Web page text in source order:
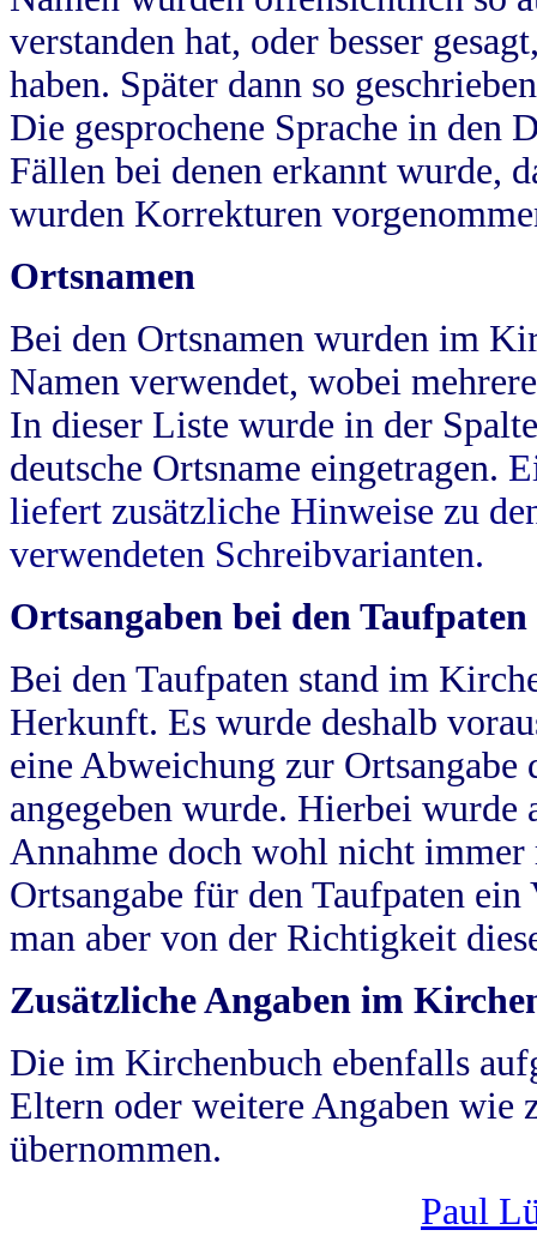
verstanden hat, oder besser
haben. Später dann so
Die gesprochene Sprache in
Fällen bei denen erkannt wurde,
wurden Korrekturen
Ortsnamen
Bei den Ortsnamen wurden im
Namen verwendet, wobei
In dieser Liste wurde in der
deutsche Ortsname eingetragen.
liefert zusätzliche Hinweise zu
verwendeten Schreibvarianten.
Ortsangaben bei den Taufpaten
Bei den Taufpaten stand im
Herkunft. Es wurde deshalb
eine Abweichung zur
angegeben wurde. Hierbei wurde
Annahme doch wohl nicht
Ortsangabe für den Taufpaten
man aber von der Richtigkeit
Zusätzliche Angaben im
Die im Kirchenbuch ebenfalls
Eltern oder weitere Angaben wie
übernommen.
Paul